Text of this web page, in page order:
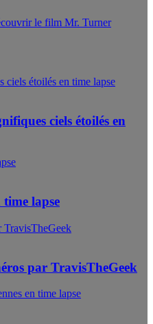
le film Mr. Turner
ciels étoilés en time lapse
ciels étoilés en
time lapse
TravisTheGeek
par TravisTheGeek
en time lapse